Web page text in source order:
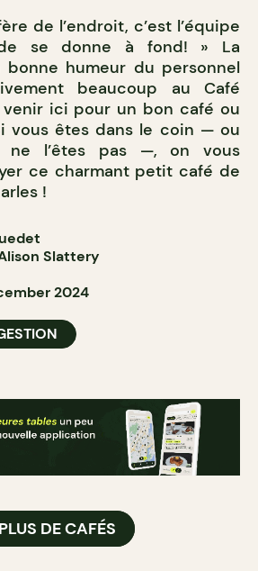
de l’endroit, c’est l’équipe
se donne à fond! » La
humeur du personnel
beaucoup au Café
venir ici pour un bon café ou
vous êtes dans le coin — ou
ne l’êtes pas —, on vous
ce charmant petit café de
!
Slattery
2024
PLUS DE CAFÉS